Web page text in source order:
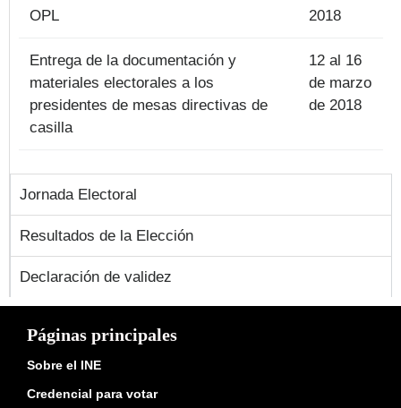
OPL
2018
Entrega de la documentación y
materiales electorales a los
presidentes de mesas directivas de
casilla
12 al 16
de marzo
de 2018
Jornada Electoral
Resultados de la Elección
Declaración de validez
Páginas principales
Sobre el INE
Credencial para votar